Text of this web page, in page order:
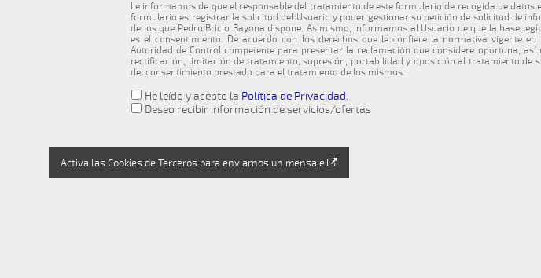
Le informamos de que el responsable del tratamiento de este formulario de recogida de datos
formulario es registrar la solicitud del Usuario y poder gestionar su petición de solicitud de
de los que Pedro Bricio Bayona dispone. Asimismo, informamos al Usuario de que la base
es el consentimiento. De acuerdo con los derechos que le confiere la normativa vigente
Autoridad de Control competente para presentar la reclamación que considere oportuna,
rectificación, limitación de tratamiento, supresión, portabilidad y oposición al tratamiento de
del consentimiento prestado para el tratamiento de los mismos.
He leído y acepto la Política de Privacidad.
Deseo recibir información de servicios/ofertas
Activa las Cookies de Terceros para enviarnos un mensaje